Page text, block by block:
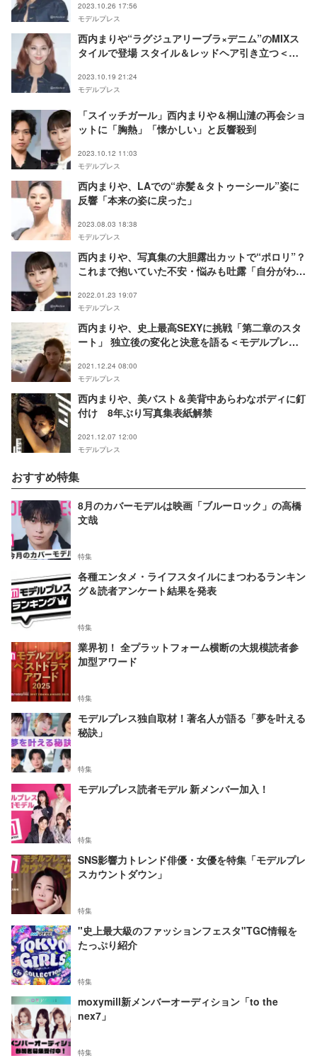
2023.10.26 17:56
モデルプレス
西内まりや“ラグジュアリーブラ×デニム”のMIXス
タイルで登場 スタイル＆レッドヘア引き立つ＜
2023.10.19 21:24
モデルプレス
「スイッチガール」西内まりや＆桐山漣の再会ショ
ットに「胸熱」「懐かしい」と反響殺到
2023.10.12 11:03
モデルプレス
西内まりや、LAでの“赤髪＆タトゥーシール”姿に
反響「本来の姿に戻った」
2023.08.03 18:38
モデルプレス
西内まりや、写真集の大胆露出カットで“ポロリ”？
これまで抱いていた不安・悩みも吐露「自分がわか
2022.01.23 19:07
モデルプレス
西内まりや、史上最高SEXYに挑戦「第二章のスタ
ート」 独立後の変化と決意を語る＜モデルプレス
2021.12.24 08:00
モデルプレス
西内まりや、美バスト＆美背中あらわなボディに釘
付け 8年ぶり写真集表紙解禁
2021.12.07 12:00
モデルプレス
おすすめ特集
8月のカバーモデルは映画「ブルーロック」の高橋
文哉
特集
各種エンタメ・ライフスタイルにまつわるランキン
グ＆読者アンケート結果を発表
特集
業界初！ 全プラットフォーム横断の大規模読者参
加型アワード
特集
モデルプレス独自取材！著名人が語る「夢を叶える
秘訣」
特集
モデルプレス読者モデル 新メンバー加入！
特集
SNS影響力トレンド俳優・女優を特集「モデルプレ
スカウントダウン」
特集
"史上最大級のファッションフェスタ"TGC情報を
たっぷり紹介
特集
moxymill新メンバーオーディション「to the
nex7」
特集